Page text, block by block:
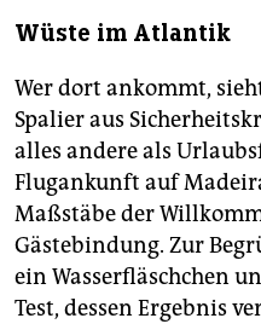
Wüste im Atlantik
Wer dort ankommt,
Spalier aus
alles andere als
Flugankunft auf
Maßstäbe der
Gästebindung. Zur
ein Wasserfläschchen
Test, dessen Ergebnis